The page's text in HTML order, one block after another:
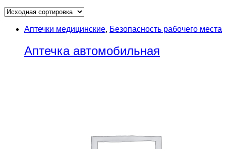
Аптечки медицинские, Безопасность рабочего места
Аптечка автомобильная